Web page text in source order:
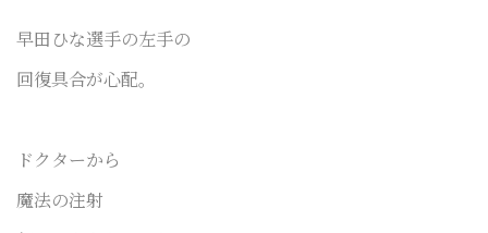
早田ひな選手の左手の
回復具合が心配。
ドクターから
魔法の注射